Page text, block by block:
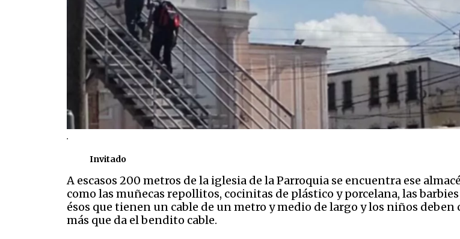
.
Invitado
A escasos 200 metros de la iglesia de la Parroquia se encuentra ese
como las muñecas repollitos, cocinitas de plástico y porcelana, las
ésos que tienen un cable de un metro y medio de largo y los niños
más que da el bendito cable.